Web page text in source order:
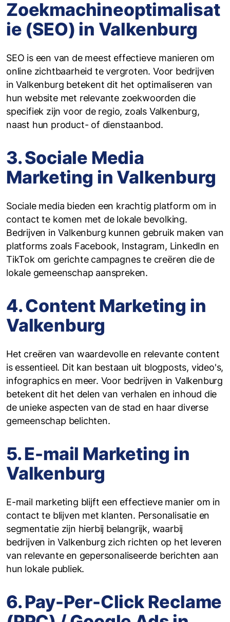
Zoekmachineoptimalisat
ie (SEO) in Valkenburg
SEO is een van de meest effectieve manieren om
online zichtbaarheid te vergroten. Voor bedrijven
in Valkenburg betekent dit het optimaliseren van
hun website met relevante zoekwoorden die
specifiek zijn voor de regio, zoals Valkenburg,
naast hun product- of dienstaanbod.
3. Sociale Media
Marketing in Valkenburg
Sociale media bieden een krachtig platform om in
contact te komen met de lokale bevolking.
Bedrijven in Valkenburg kunnen gebruik maken van
platforms zoals Facebook, Instagram, LinkedIn en
TikTok om gerichte campagnes te creëren die de
lokale gemeenschap aanspreken.
4. Content Marketing in
Valkenburg
Het creëren van waardevolle en relevante content
is essentieel. Dit kan bestaan uit blogposts, video's,
infographics en meer. Voor bedrijven in Valkenburg
betekent dit het delen van verhalen en inhoud die
de unieke aspecten van de stad en haar diverse
gemeenschap belichten.
5. E-mail Marketing in
Valkenburg
E-mail marketing blijft een effectieve manier om in
contact te blijven met klanten. Personalisatie en
segmentatie zijn hierbij belangrijk, waarbij
bedrijven in Valkenburg zich richten op het leveren
van relevante en gepersonaliseerde berichten aan
hun lokale publiek.
6. Pay-Per-Click Reclame